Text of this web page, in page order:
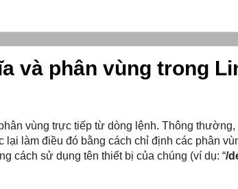
và phân vùng trong
vùng trực tiếp từ dòng lệnh. Thông
làm điều đó bằng cách chỉ định các phân
cách sử dụng tên thiết bị của chúng (ví dụ: “/